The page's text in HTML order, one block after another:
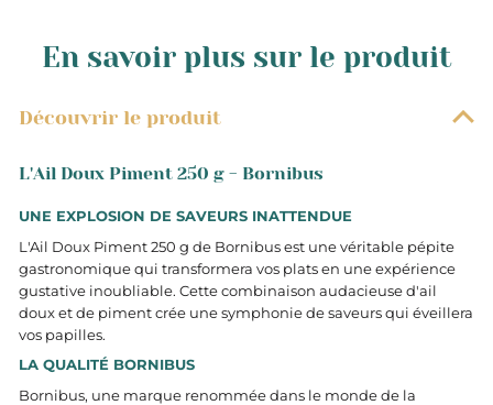
En savoir plus sur le produit
Découvrir le produit
L'Ail Doux Piment 250 g - Bornibus
UNE EXPLOSION DE SAVEURS INATTENDUE
L'Ail Doux Piment 250 g de Bornibus est une véritable pépite
gastronomique qui transformera vos plats en une expérience
gustative inoubliable. Cette combinaison audacieuse d'ail
doux et de piment crée une symphonie de saveurs qui éveillera
vos papilles.
LA QUALITÉ BORNIBUS
Bornibus, une marque renommée dans le monde de la